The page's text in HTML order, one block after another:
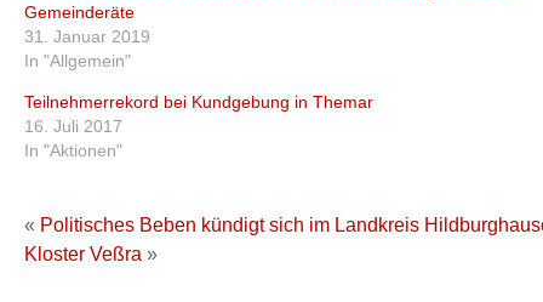
Gemeinderäte
31. Januar 2019
In "Allgemein"
Teilnehmerrekord bei Kundgebung in Themar
16. Juli 2017
In "Aktionen"
« Politisches Beben kündigt sich im Landkreis
Kloster Veßra »